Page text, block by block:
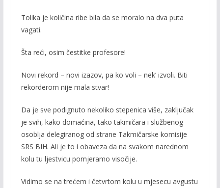
Tolika je količina ribe bila da se moralo na dva puta
vagati.
Šta reći, osim čestitke profesore!
Novi rekord – novi izazov, pa ko voli – nek’ izvoli. Biti
rekorderom nije mala stvar!
Da je sve podignuto nekoliko stepenica više, zaključak
je svih, kako domaćina, tako takmičara i službenog
osoblja delegiranog od strane Takmičarske komisije
SRS BIH. Ali je to i obaveza da na svakom narednom
kolu tu ljestvicu pomjeramo visočije.
Vidimo se na trećem i četvrtom kolu u mjesecu avgustu